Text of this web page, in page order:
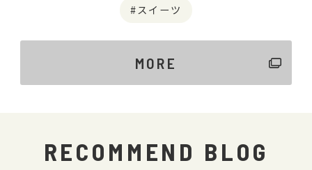
スイーツ
MORE
RECOMMEND BLOG